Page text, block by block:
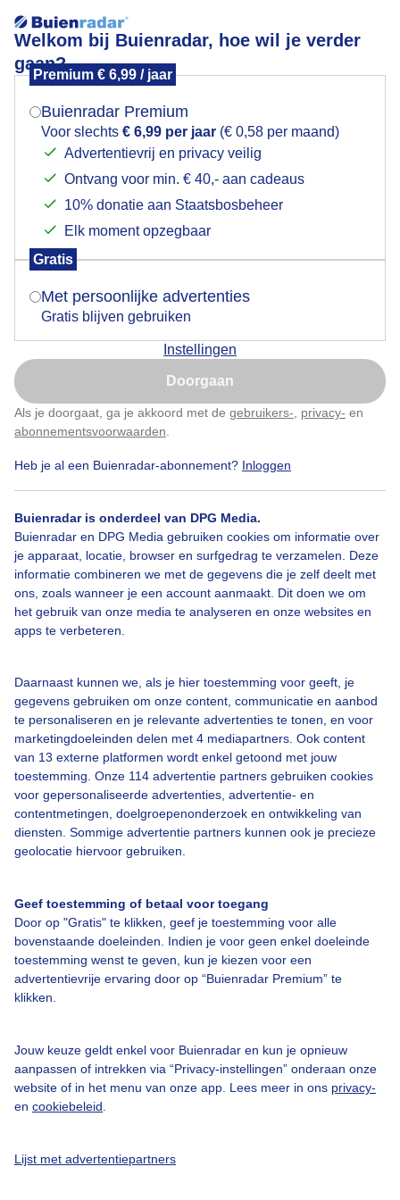
Welkom bij Buienradar, hoe wil je verder
gaan?
Premium € 6,99 / jaar
Buienradar Premium
Voor slechts € 6,99 per jaar (€ 0,58 per maand)
Advertentievrij en privacy veilig
Ontvang voor min. € 40,- aan cadeaus
10% donatie aan Staatsbosbeheer
Elk moment opzegbaar
Gratis
Met persoonlijke advertenties
Gratis blijven gebruiken
Instellingen
Doorgaan
Als je doorgaat, ga je akkoord met de gebruikers- privacy- en
abonnementsvoorwaarden
Heb je al een Buienradar-abonnement? Inloggen
Buienradar is onderdeel van DPG Media.
Buienradar en DPG Media gebruiken cookies om informatie over
je apparaat, locatie, browser en surfgedrag te verzamelen. Deze
informatie combineren we met de gegevens die je zelf deelt met
ons, zoals wanneer je een account aanmaakt. Dit doen we om
het gebruik van onze media te analyseren en onze websites en
apps te verbeteren.
Daarnaast kunnen we, als je hier toestemming voor geeft, je
gegevens gebruiken om onze content, communicatie en aanbod
te personaliseren en je relevante advertenties te tonen, en voor
marketingdoeleinden delen met 4 mediapartners. Ook content
van 13 externe platformen wordt enkel getoond met jouw
toestemming. Onze 114 advertentie partners gebruiken cookies
voor gepersonaliseerde advertenties, advertentie- en
contentmetingen, doelgroepenonderzoek en ontwikkeling van
diensten. Sommige advertentie partners kunnen ook je precieze
geolocatie hiervoor gebruiken.
Geef toestemming of betaal voor toegang
Door op "Gratis" te klikken, geef je toestemming voor alle
bovenstaande doeleinden. Indien je voor geen enkel doeleinde
toestemming wenst te geven, kun je kiezen voor een
advertentievrije ervaring door op “Buienradar Premium” te
klikken.
Jouw keuze geldt enkel voor Buienradar en kun je opnieuw
aanpassen of intrekken via “Privacy-instellingen” onderaan onze
website of in het menu van onze app. Lees meer in ons privacy-
en cookiebeleid
Lijst met advertentiepartners
Katjes
Door: Gemaakt: 15-03-2022, 144x bekeken
Wilgenkatjes Bloeiendekatjes
Een moment geduld aub...
Over Buienradar
Bedrijfsgegevens
Veelgestelde vragen
Toegankelijkheid
Gebruikersvoorwaarden
Adverteren
Buienradar Team
Cookie beleid
Privacy instellingen
Gratis weerdata
@BuienradarNL
Mogen we je locatie gebruiken voor het
Indien je hier nog geen akkoord op hebt gegeven,
verschijnt er zo een pop-up uit je browser waarin
Is goed, toon de popup
Nu niet, misschien later
Klik hierom dit aan te passen